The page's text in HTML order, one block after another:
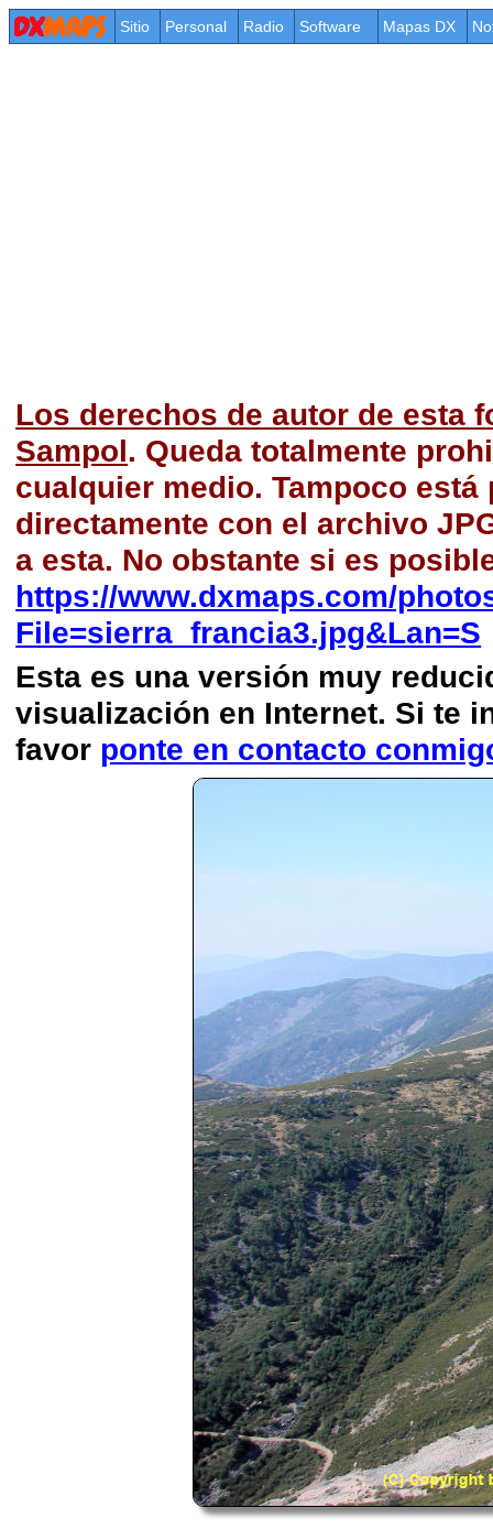
Sitio Personal Radio Software Mapas DX
Los derechos de autor de esta
Sampol. Queda totalmente
cualquier medio. Tampoco
directamente con el archivo
a esta. No obstante si es
https://www.dxmaps.com/
File=sierra_francia3.jpg&Lan=S
Esta es una versión muy
visualización en Internet. Si te
favor ponte en contacto